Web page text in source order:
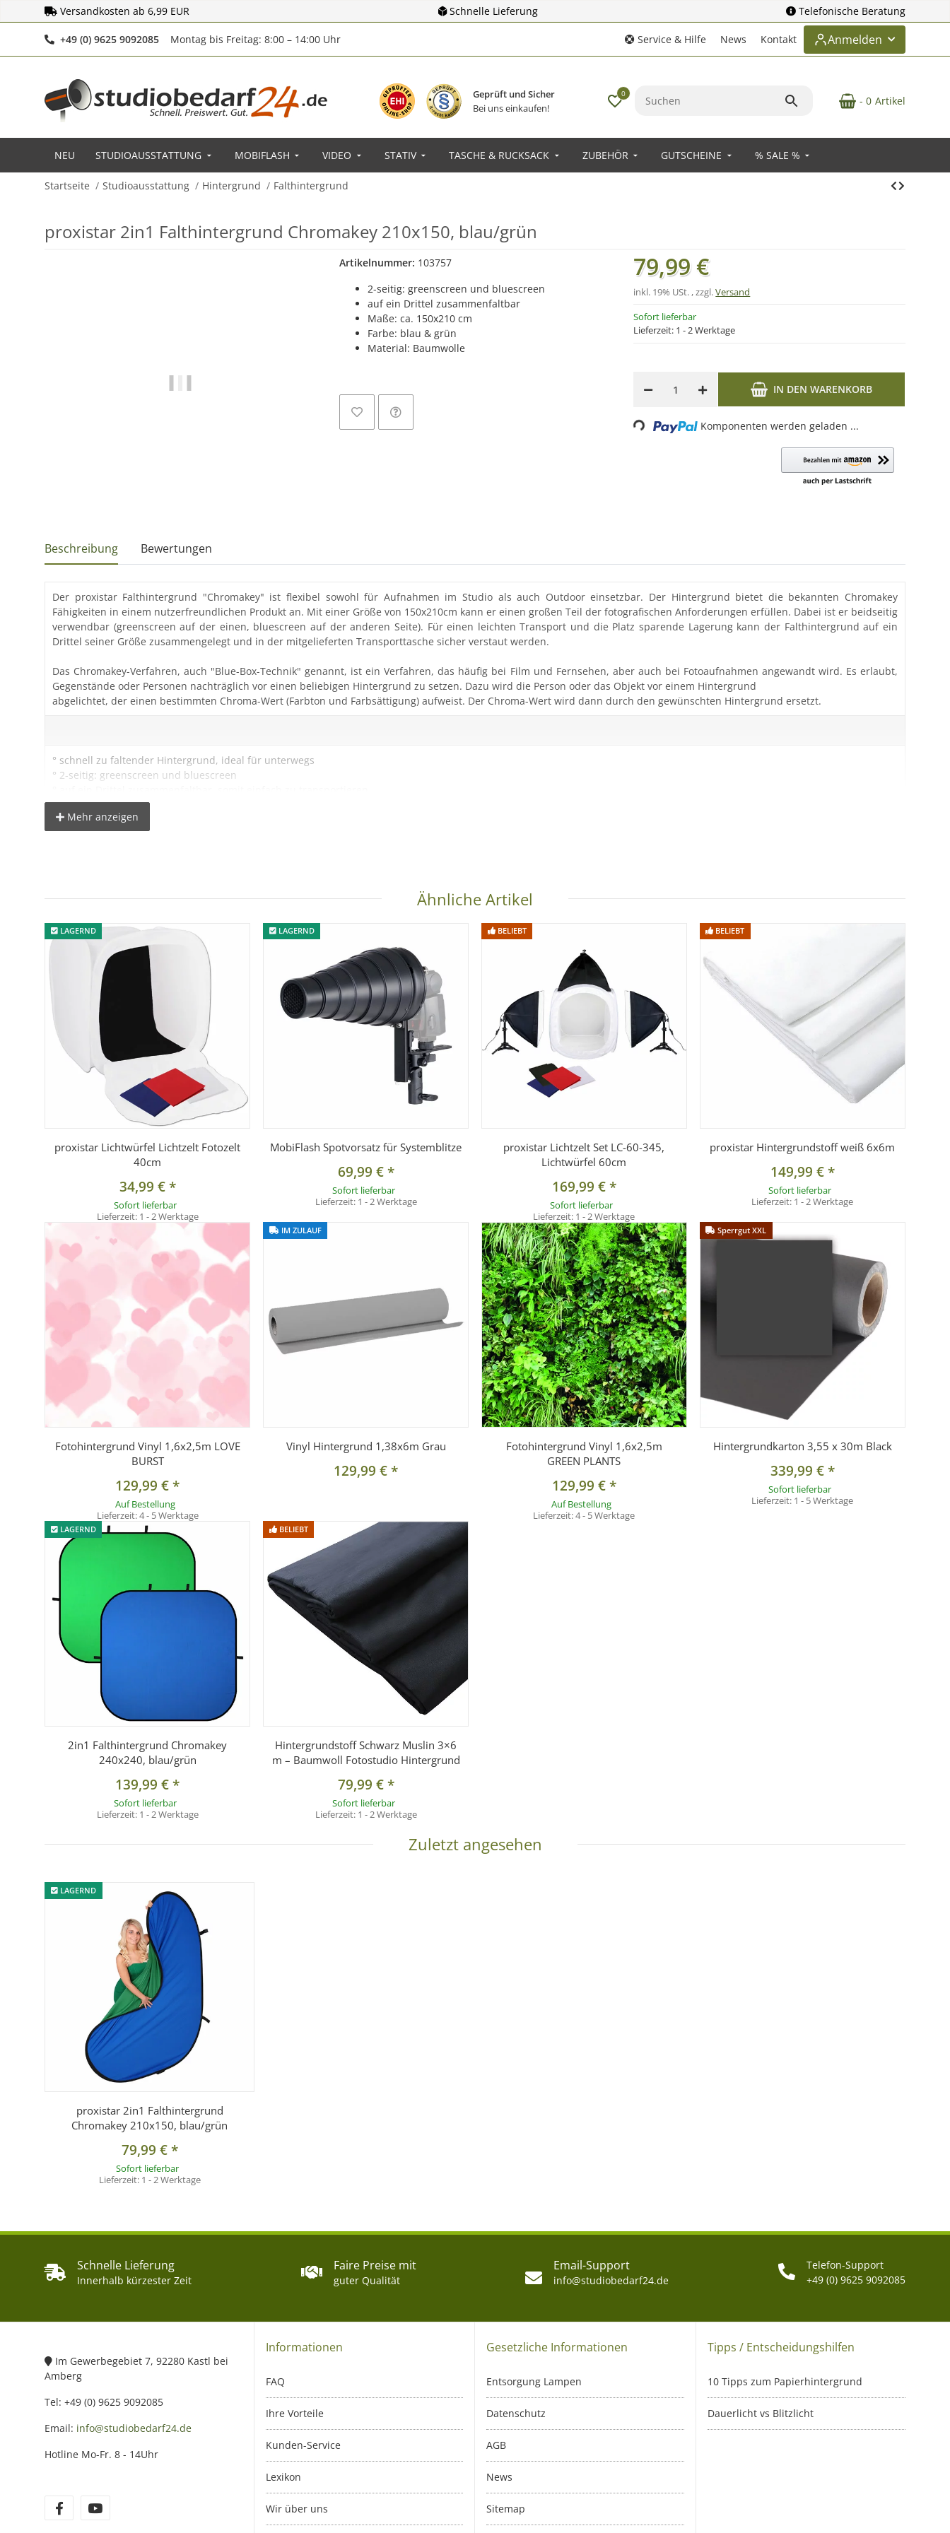
Versandkosten ab 6,99 EUR Schnelle Lieferung Telefonische Beratung
+49 (0) 9625 9092085Telefonnummer
Montag bis Freitag: 8:00 – 14:00 Uhr Service & Hilfe News Kontakt Anmelden
Geprüft und Sicher
Bei uns einkaufen!
0
- 0 Artikel
NEU STUDIOAUSSTATTUNG MOBIFLASH VIDEO STATIV TASCHE & RUCKSACK ZUBEHÖR GUTSCHEINE % SALE %
Startseite Studioausstattung Hintergrund Falthintergrund
proxistar 2in1 Falthintergrund Chromakey 210x150, blau/grün
Artikelnummer: 103757
2-seitig: greenscreen und bluescreen
auf ein Drittel zusammenfaltbar
Maße: ca. 150x210 cm
Farbe: blau & grün
Material: Baumwolle
Sofort lieferbar
Lieferzeit: 1 - 2 Werktage
79,99 €
inkl. 19% USt. , zzgl.Versand
IN DEN WARENKORB
Loading... Komponenten werden geladen ...
Beschreibung Bewertungen
Der proxistar Falthintergrund "Chromakey" ist flexibel sowohl für Aufnahmen im Studio als auch Outdoor einsetzbar. Der Hintergrund bietet die bekannten Chromakey
Fähigkeiten in einem nutzerfreundlichen Produkt an. Mit einer Größe von 150x210cm kann er einen großen Teil der fotografischen Anforderungen erfüllen. Dabei ist er beidseitig
verwendbar (greenscreen auf der einen, bluescreen auf der anderen Seite). Für einen leichten Transport und die Platz sparende Lagerung kann der Falthintergrund auf ein
Drittel seiner Größe zusammengelegt und in der mitgelieferten Transporttasche sicher verstaut werden.
Das Chromakey-Verfahren, auch "Blue-Box-Technik" genannt, ist ein Verfahren, das häufig bei Film und Fernsehen, aber auch bei Fotoaufnahmen angewandt wird. Es erlaubt,
Gegenstände oder Personen nachträglich vor einen beliebigen Hintergrund zu setzen. Dazu wird die Person oder das Objekt vor einem Hintergrund
abgelichtet, der einen bestimmten Chroma-Wert (Farbton und Farbsättigung) aufweist. Der Chroma-Wert wird dann durch den gewünschten Hintergrund ersetzt.
° schnell zu faltender Hintergrund, ideal für unterwegs
° 2-seitig: greenscreen und bluescreen
° mit Befestigungsschlaufe
° inkl. Transporttasche (Ø70cm)
° Maße: ca.150x210cm
Wichtige Hinweise zur Farbdarstellung:
Wir versuchen die Artikel auf unseren Seiten bestmöglich abzubilden. Bitte Beachten Sie jedoch, dass die Farben des Hintergrundes auf den dargestellten
Produktabbildungen und Anwendungsbeispielen durch die jeweiligen Aufnahmesituationen, aber vor allem auch durch Ihre individuellen Monitoreinstellungen vom Original
abweichen können.
Lieferumfang:
1x Falthintergrund blau/grün, Chromakey 150x210cm
1x Transporttasche
Mehr anzeigen
Ähnliche Artikel
LAGERND
proxistar Lichtwürfel Lichtzelt Fotozelt
40cm
34,99 €*
Sofort lieferbar
Lieferzeit: 1 - 2 Werktage
LAGERND
MobiFlash Spotvorsatz für Systemblitze
69,99 €*
Sofort lieferbar
Lieferzeit: 1 - 2 Werktage
BELIEBT
proxistar Lichtzelt Set LC-60-345,
Lichtwürfel 60cm
169,99 €*
Sofort lieferbar
Lieferzeit: 1 - 2 Werktage
BELIEBT
proxistar Hintergrundstoff weiß 6x6m
149,99 €*
Sofort lieferbar
Lieferzeit: 1 - 2 Werktage
Fotohintergrund Vinyl 1,6x2,5m LOVE
BURST
129,99 €*
Auf Bestellung
Lieferzeit:4 - 5 Werktage
IM ZULAUF
Vinyl Hintergrund 1,38x6m Grau
129,99 €*
Fotohintergrund Vinyl 1,6x2,5m
GREEN PLANTS
129,99 €*
Auf Bestellung
Lieferzeit:4 - 5 Werktage
Sperrgut XXL
Hintergrundkarton 3,55 x 30m Black
339,99 €*
Sofort lieferbar
Lieferzeit: 1 - 5 Werktage
LAGERND
2in1 Falthintergrund Chromakey
240x240, blau/grün
139,99 €*
Sofort lieferbar
Lieferzeit: 1 - 2 Werktage
BELIEBT
Hintergrundstoff Schwarz Muslin 3×6
m – Baumwoll Fotostudio Hintergrund
79,99 €*
Sofort lieferbar
Lieferzeit: 1 - 2 Werktage
Zuletzt angesehen
LAGERND
proxistar 2in1 Falthintergrund
Chromakey 210x150, blau/grün
79,99 €*
Sofort lieferbar
Lieferzeit: 1 - 2 Werktage
Schnelle Lieferung
Innerhalb kürzester Zeit
Faire Preise mit
guter Qualität
Email-Support
info@studiobedarf24.de
Telefon-Support
+49 (0) 9625 9092085
Im Gewerbegebiet 7, 92280 Kastl bei
Amberg
Tel: +49 (0) 9625 9092085
Email: info@studiobedarf24.de
Hotline Mo-Fr. 8 - 14Uhr
Informationen
FAQ
Ihre Vorteile
Kunden-Service
Lexikon
Wir über uns
Gesetzliche Informationen
Entsorgung Lampen
Datenschutz
AGB
News
Sitemap
Tipps / Entscheidungshilfen
10 Tipps zum Papierhintergrund
Dauerlicht vs Blitzlicht